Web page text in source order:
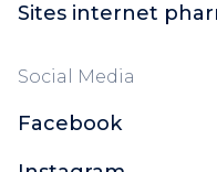
Sites internet
Social Media
Facebook